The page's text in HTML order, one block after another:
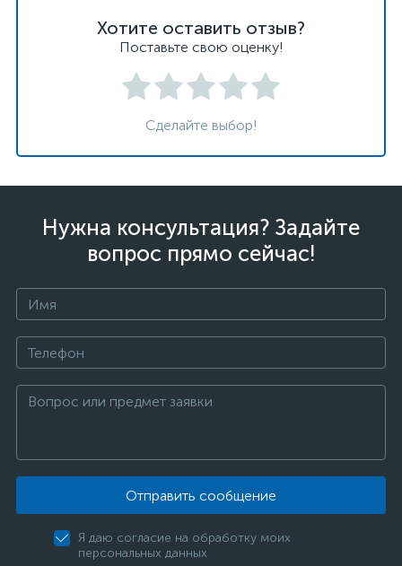
Хотите оставить отзыв?
Поставьте свою оценку!
Сделайте выбор!
Нужна консультация? Задайте
вопрос прямо сейчас!
Отправить сообщение
Я даю согласие на обработку моих
персональных данных